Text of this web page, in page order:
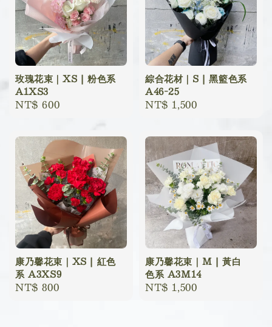
玫瑰花束｜XS | 粉色系
A1XS3
Regular
NT$ 600
綜合花材｜S | 黑籃色系
A46-25
Regular
NT$ 1,500
康乃馨花束｜XS | 紅色
系 A3XS9
Regular
NT$ 800
康乃馨花束｜M | 黃白
色系 A3M14
Regular
NT$ 1,500